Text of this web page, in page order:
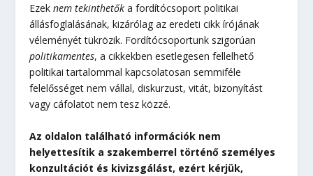
Ezeknem tekinthetők a fordítócsoport politikai
állásfoglalásának, kizárólag az eredeti cikk írójának
véleményét tükrözik. Fordítócsoportunk szigorúan
politikamentes, a cikkekben esetlegesen fellelhető
politikai tartalommal kapcsolatosan semmiféle
felelősséget nem vállal, diskurzust, vitát, bizonyítást
vagy cáfolatot nem tesz közzé.
Az oldalon található információk nem
helyettesítik a szakemberrel történő személyes
konzultációt és kivizsgálást, ezért kérjük,